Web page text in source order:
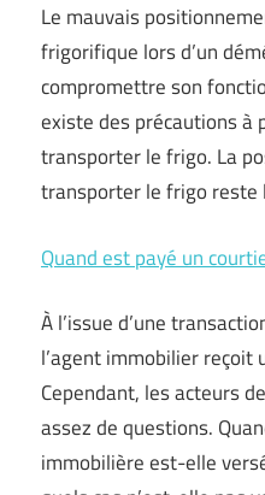
Le mauvais
frigorifique lors d’un
compromettre son
existe des précautions à
transporter le frigo. La
transporter le frigo reste
Quand est payé un
À l’issue d’une
l’agent immobilier reçoit
Cependant, les acteurs
assez de questions.
immobilière est-elle